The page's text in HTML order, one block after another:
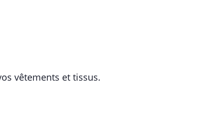
vêtements et tissus.